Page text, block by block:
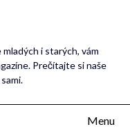
i starých, vám
Prečítajte si naše
Menu